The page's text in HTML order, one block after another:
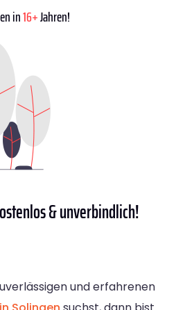
in16+Jahren!
& unverbindlich!
und erfahrenen